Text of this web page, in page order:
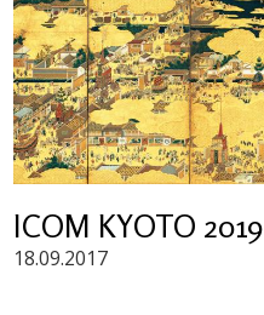
ICOM KYOTO 2019
18.09.2017